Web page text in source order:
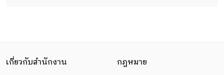
เกี่ยวกับสำนักงาน กฎหมาย